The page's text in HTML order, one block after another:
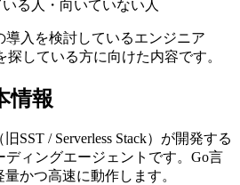
いる人・向いていない人
入を検討しているエンジニア
探している方に向けた内容です。
情報
SST / Serverless Stack）が開発する
ィングエージェントです。Go言
かつ高速に動作します。